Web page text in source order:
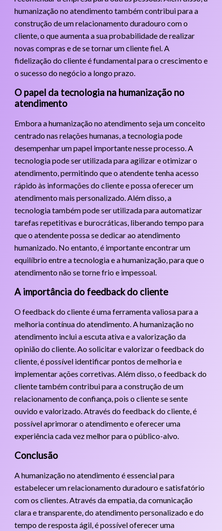
humanização no atendimento também contribui para a
construção de um relacionamento duradouro com o
cliente, o que aumenta a sua probabilidade de realizar
novas compras e de se tornar um cliente fiel. A
fidelização do cliente é fundamental para o crescimento e
o sucesso do negócio a longo prazo.
O papel da tecnologia na humanização no
atendimento
Embora a humanização no atendimento seja um conceito
centrado nas relações humanas, a tecnologia pode
desempenhar um papel importante nesse processo. A
tecnologia pode ser utilizada para agilizar e otimizar o
atendimento, permitindo que o atendente tenha acesso
rápido às informações do cliente e possa oferecer um
atendimento mais personalizado. Além disso, a
tecnologia também pode ser utilizada para automatizar
tarefas repetitivas e burocráticas, liberando tempo para
que o atendente possa se dedicar ao atendimento
humanizado. No entanto, é importante encontrar um
equilíbrio entre a tecnologia e a humanização, para que o
atendimento não se torne frio e impessoal.
A importância do feedback do cliente
O feedback do cliente é uma ferramenta valiosa para a
melhoria contínua do atendimento. A humanização no
atendimento inclui a escuta ativa e a valorização da
opinião do cliente. Ao solicitar e valorizar o feedback do
cliente, é possível identificar pontos de melhoria e
implementar ações corretivas. Além disso, o feedback do
cliente também contribui para a construção de um
relacionamento de confiança, pois o cliente se sente
ouvido e valorizado. Através do feedback do cliente, é
possível aprimorar o atendimento e oferecer uma
experiência cada vez melhor para o público-alvo.
Conclusão
A humanização no atendimento é essencial para
estabelecer um relacionamento duradouro e satisfatório
com os clientes. Através da empatia, da comunicação
clara e transparente, do atendimento personalizado e do
tempo de resposta ágil, é possível oferecer uma